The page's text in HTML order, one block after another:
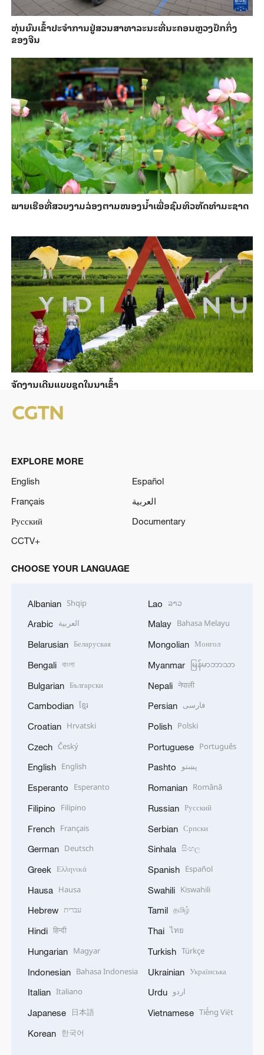
​ຫຸ່ນ​ຍົນ​ເຂົ້າ​ປະ​ຈຳ​ການ​ຢູ່​ສວນ​ສາ​ທາ​ລະ​ນະ​ທີ່​ນະ​ຄອນຫຼວງ​ປັກ​ກິ່ງ​
ຂອງ​ຈີນ
ພາຍ​ເຮືອທີ່​ສວຍ​ງາມ​ລ່ອງ​ຕາມ​​ໜອງນ້ຳ​​ເພື່ອ​ຊົມ​ທິວ​ທັດ​ທຳ​ມະ​ຊາດ
ຈັດງານເດີນແບບຊຸດໃນນາເຂົ້າ
EXPLORE MORE
English
Español
Français
العربية
Русский
Documentary
CCTV+
CHOOSE YOUR LANGUAGE
Albanian Shqip
Arabic العربية
Belarusian Беларуская
Bengali বাংলা
Bulgarian Български
Cambodian ខ្មែរ
Croatian Hrvatski
Czech Český
English English
Esperanto Esperanto
Filipino Filipino
French Français
German Deutsch
Greek Ελληνικά
Hausa Hausa
Hebrew עברית
Hindi हिन्दी
Hungarian Magyar
Indonesian Bahasa Indonesia
Italian Italiano
Japanese 日本語
Korean 한국어
Lao ລາວ
Malay Bahasa Melayu
Mongolian Монгол
Myanmar မြန်မာဘာသာ
Nepali नेपाली
Persian فارسی
Polish Polski
Portuguese Português
Pashto پښتو
Romanian Română
Russian Русский
Serbian Српски
Sinhala සිංහල
Spanish Español
Swahili Kiswahili
Tamil தமிழ்
Thai ไทย
Turkish Türkçe
Ukrainian Українська
Urdu اردو
Vietnamese Tiếng Việt